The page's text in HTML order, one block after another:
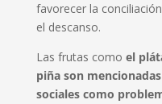
favorecer la
el descanso.
Las frutas como el
piña son
sociales como